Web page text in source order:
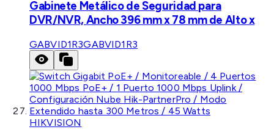
Gabinete Metálico de Seguridad para
DVR/NVR, Ancho 396 mm x 78 mm de Alto x
GABVID1R3GABVID1R3
HIKVISION